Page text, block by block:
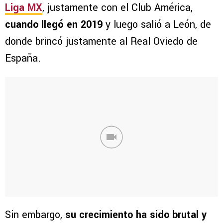
Liga MX, justamente con el Club América,
cuando llegó en 2019 y luego salió a León, de
donde brincó justamente al Real Oviedo de
España.
Sin embargo, su crecimiento ha sido brutal y